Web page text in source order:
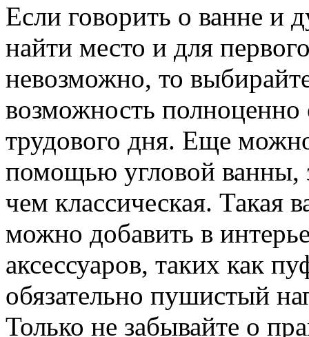
Если говорить о ванне
найти место и для
невозможно, то
возможность полноценно
трудового дня. Еще
помощью угловой
чем классическая. Такая
можно добавить в
аксессуаров, таких как
обязательно пушистый
Только не забывайте о